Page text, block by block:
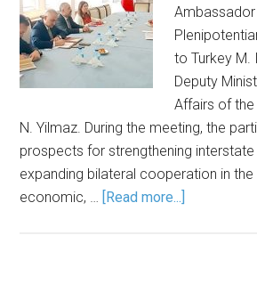
to Turkey M.
Deputy
Affairs of the
N. Yilmaz. During the meeting, the
prospects for strengthening
expanding bilateral cooperation in
economic, … [Read more...]